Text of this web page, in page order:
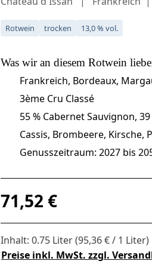
Rotwein trocken 13,0 % vol.
Was wir an diesem Rotwein
Frankreich, Bordeaux,
3ème Cru Classé
55 % Cabernet Sauvignon,
Cassis, Brombeere, Kirsche,
Genusszeitraum: 2027 bis
Regulärer Preis:
71,52 €
Inhalt: 0.75 Liter(95,36 € / 1 Liter)
Preise inkl. MwSt. zzgl.